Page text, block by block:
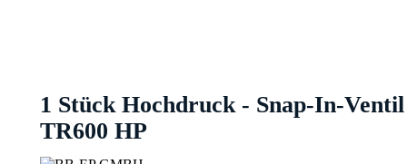
1 Stück Hochdruck - Snap-In-Ventil
TR600 HP